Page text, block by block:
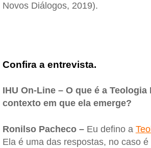
Novos Diálogos, 2019).
Confira a entrevista.
IHU On-Line – O que é a
contexto em que ela emerge?
Ronilso Pacheco –Eu defino a
Ela é uma das respostas, no caso